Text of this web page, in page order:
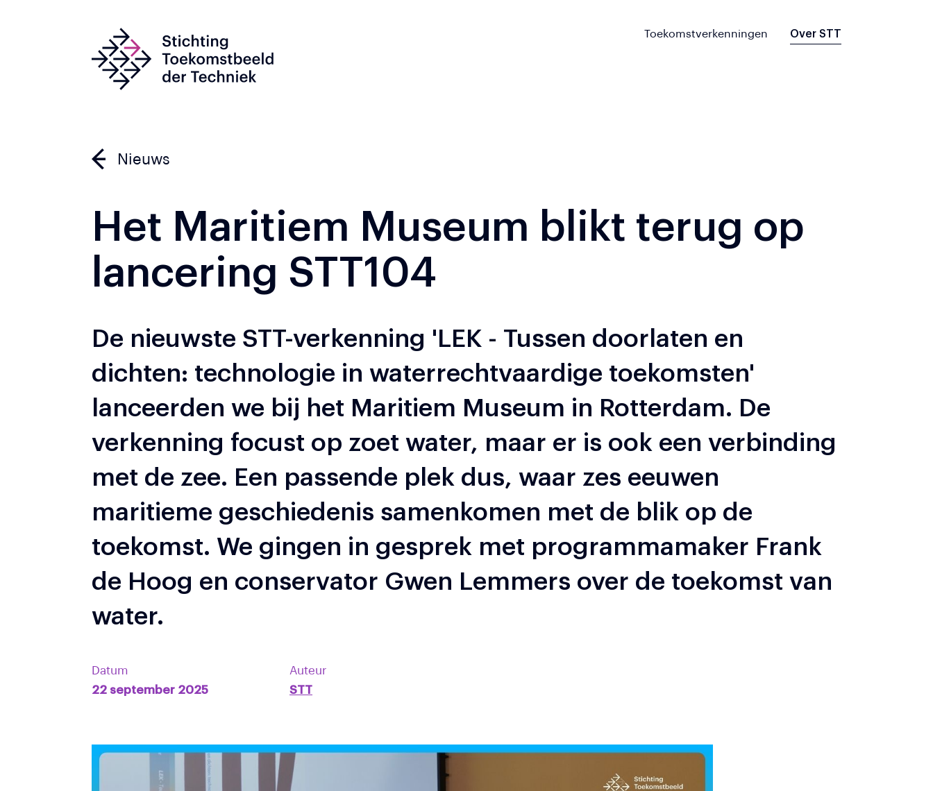
Toekomstverkenningen Over STT
Nieuws
Het Maritiem Museum blikt terug op
lancering STT104
De nieuwste STT-verkenning 'LEK - Tussen doorlaten en
dichten: technologie in waterrechtvaardige toekomsten'
lanceerden we bij het Maritiem Museum in Rotterdam. De
verkenning focust op zoet water, maar er is ook een verbinding
met de zee. Een passende plek dus, waar zes eeuwen
maritieme geschiedenis samenkomen met de blik op de
toekomst. We gingen in gesprek met programmamaker Frank
de Hoog en conservator Gwen Lemmers over de toekomst van
water.
Datum
22 september 2025
Auteur
STT